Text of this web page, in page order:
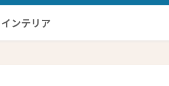
インテリア